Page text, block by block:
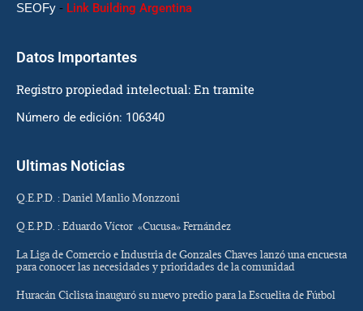
SEOFy - Link Building Argentina
Datos Importantes
Registro propiedad intelectual: En tramite
Número de edición: 106340
Ultimas Noticias
Q.E.P.D. : Daniel Manlio Monzzoni
Q.E.P.D. : Eduardo Víctor «Cucusa» Fernández
La Liga de Comercio e Industria de Gonzales Chaves lanzó una encuesta
para conocer las necesidades y prioridades de la comunidad
Huracán Ciclista inauguró su nuevo predio para la Escuelita de Fútbol